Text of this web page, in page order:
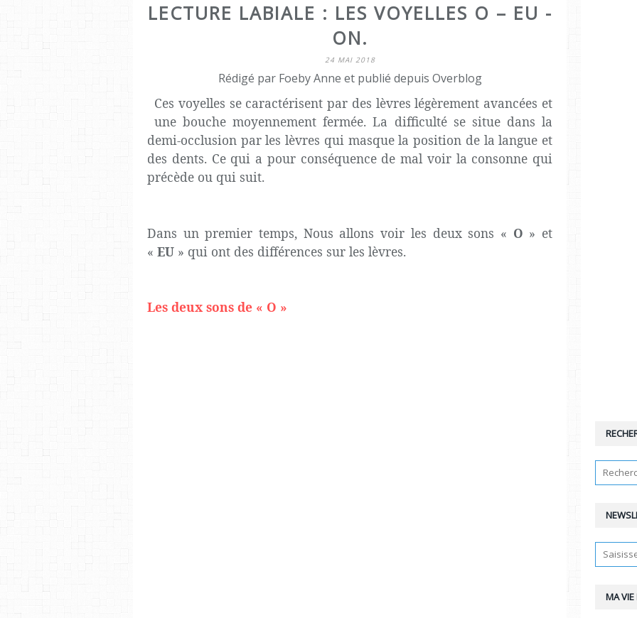
LECTURE LABIALE : LES VOYELLES O – EU -
ON.
24 MAI 2018
Rédigé par Foeby Anne et publié depuis Overblog
Ces voyelles se caractérisent par des lèvres légèrement avancées et
une bouche moyennement fermée. La difficulté se situe dans la
demi-occlusion par les lèvres qui masque la position de la langue et
des dents. Ce qui a pour conséquence de mal voir la consonne qui
précède ou qui suit.
Dans un premier temps, Nous allons voir les deux sons « O » et
« EU » qui ont des différences sur les lèvres.
Les deux sons de « O »
MA VIE